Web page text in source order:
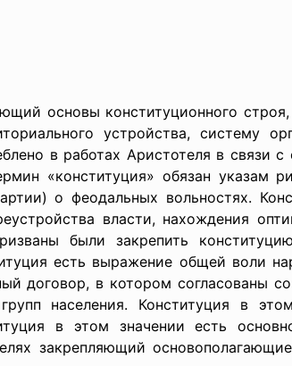
основы конституционного
устройства, систему
в работах Аристотеля в связи
«конституция» обязан указам
о феодальных вольностях.
власти, нахождения
были закрепить
есть выражение общей воли
договор, в котором согласованы
населения. Конституция в
в этом значении есть
закрепляющий